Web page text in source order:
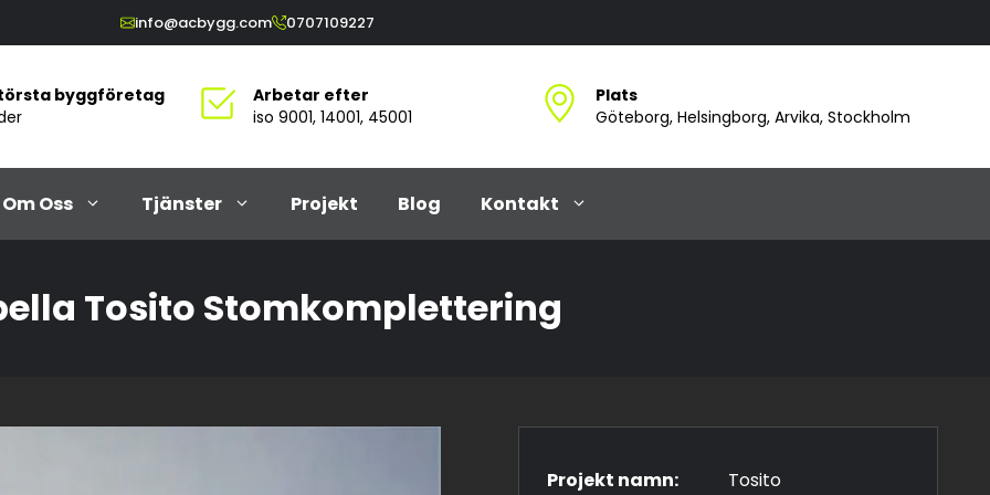
info@acbygg.com 0707109227
byggföretag
Arbetar efter
iso 9001, 14001, 45001
Plats
Göteborg, Helsingborg, Arvika, Stockholm
Om Oss Tjänster Projekt Blog Kontakt
Tosito Stomkomplettering
Projekt namn:
Tosito